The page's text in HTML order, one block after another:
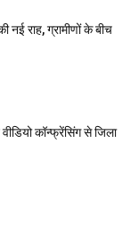
राह, ग्रामीणों के बीच
कॉन्फ्रेंसिंग से जिला